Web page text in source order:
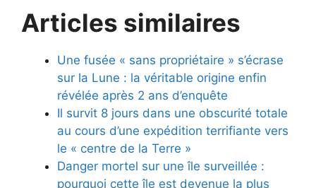
Articles similaires
Une fusée « sans propriétaire » s’écrase
sur la Lune : la véritable origine enfin
révélée après 2 ans d’enquête
Il survit 8 jours dans une obscurité totale
au cours d’une expédition terrifiante vers
le « centre de la Terre »
Danger mortel sur une île surveillée :
pourquoi cette île est devenue la plus